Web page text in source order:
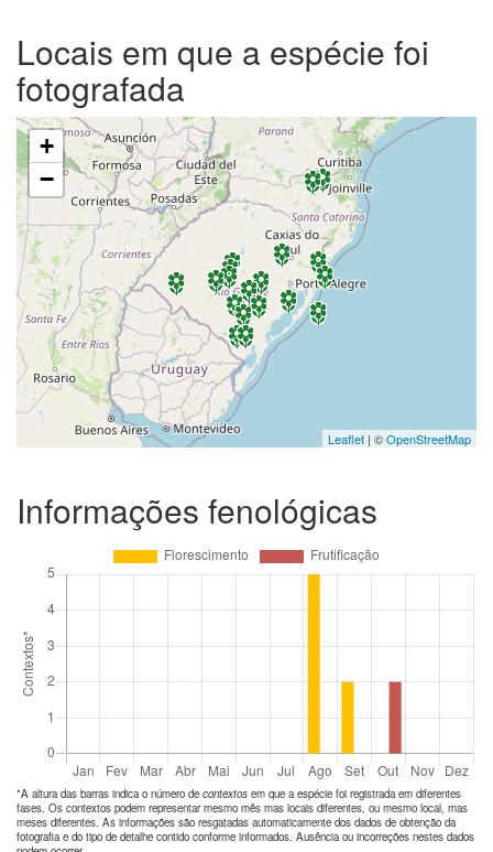
Locais em que a espécie foi
fotografada
+
−
Leaflet | ©OpenStreetMap
Informações fenológicas
*A altura das barras indica o número de contextos em que a espécie foi registrada em diferentes
fases. Os contextos podem representar mesmo mês mas locais diferentes, ou mesmo local, mas
meses diferentes. As informações são resgatadas automaticamente dos dados de obtenção da
fotografia e do tipo de detalhe contido conforme informados. Ausência ou incorreções nestes dados